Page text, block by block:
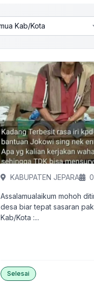
KABUPATEN JEPARA
Assalamualaikum mohoh
desa biar tepat sasaran
Kab/Kota :...
Selesai